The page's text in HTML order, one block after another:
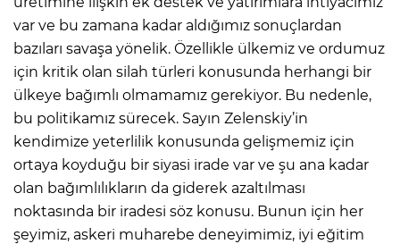
var ve bu zamana kadar aldığımız sonuçlardan
bazıları savaşa yönelik. Özellikle ülkemiz ve ordumuz
için kritik olan silah türleri konusunda herhangi bir
ülkeye bağımlı olmamamız gerekiyor. Bu nedenle,
bu politikamız sürecek. Sayın Zelenskiy’in
kendimize yeterlilik konusunda gelişmemiz için
ortaya koyduğu bir siyasi irade var ve şu ana kadar
olan bağımlılıkların da giderek azaltılması
noktasında bir iradesi söz konusu. Bunun için her
şeyimiz, askeri muharebe deneyimimiz, iyi eğitim